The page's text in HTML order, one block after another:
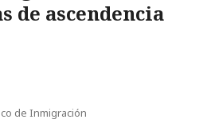
de ascendencia
de Inmigración